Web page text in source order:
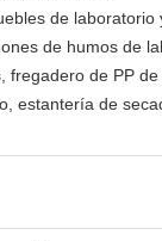
de
de humos de
fregadero de PP
estantería de